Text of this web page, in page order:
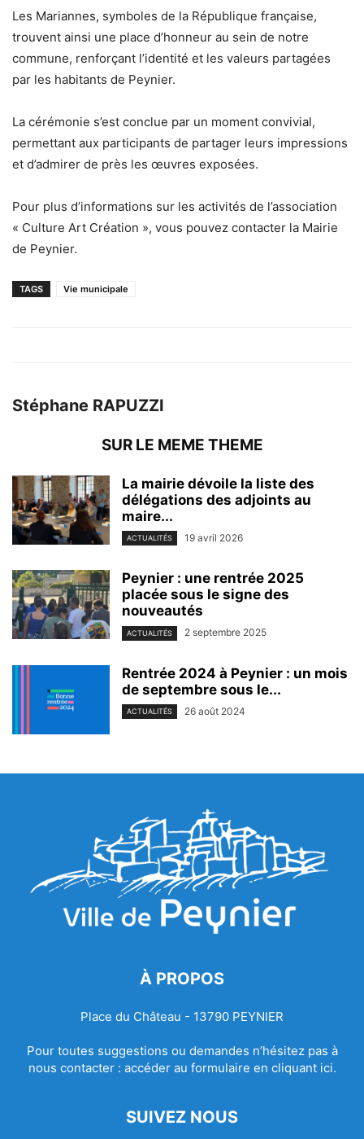
Les Mariannes, symboles de la République française,
trouvent ainsi une place d’honneur au sein de notre
commune, renforçant l’identité et les valeurs partagées
par les habitants de Peynier.
La cérémonie s’est conclue par un moment convivial,
permettant aux participants de partager leurs impressions
et d’admirer de près les œuvres exposées.
Pour plus d’informations sur les activités de l’association
« Culture Art Création », vous pouvez contacter la Mairie
de Peynier.
TAGS Vie municipale
Stéphane RAPUZZI
SUR LE MEME THEME
La mairie dévoile la liste des
délégations des adjoints au
maire...
ACTUALITÉS 19 avril 2026
Peynier : une rentrée 2025
placée sous le signe des
nouveautés
ACTUALITÉS 2 septembre 2025
Rentrée 2024 à Peynier : un mois
de septembre sous le...
ACTUALITÉS 26 août 2024
À PROPOS
Place du Château - 13790 PEYNIER
Pour toutes suggestions ou demandes n’hésitez pas à
nous contacter : accéder au formulaire en cliquant ici.
SUIVEZ NOUS